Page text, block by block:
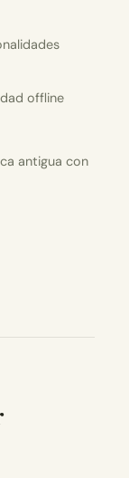
offline
antigua con